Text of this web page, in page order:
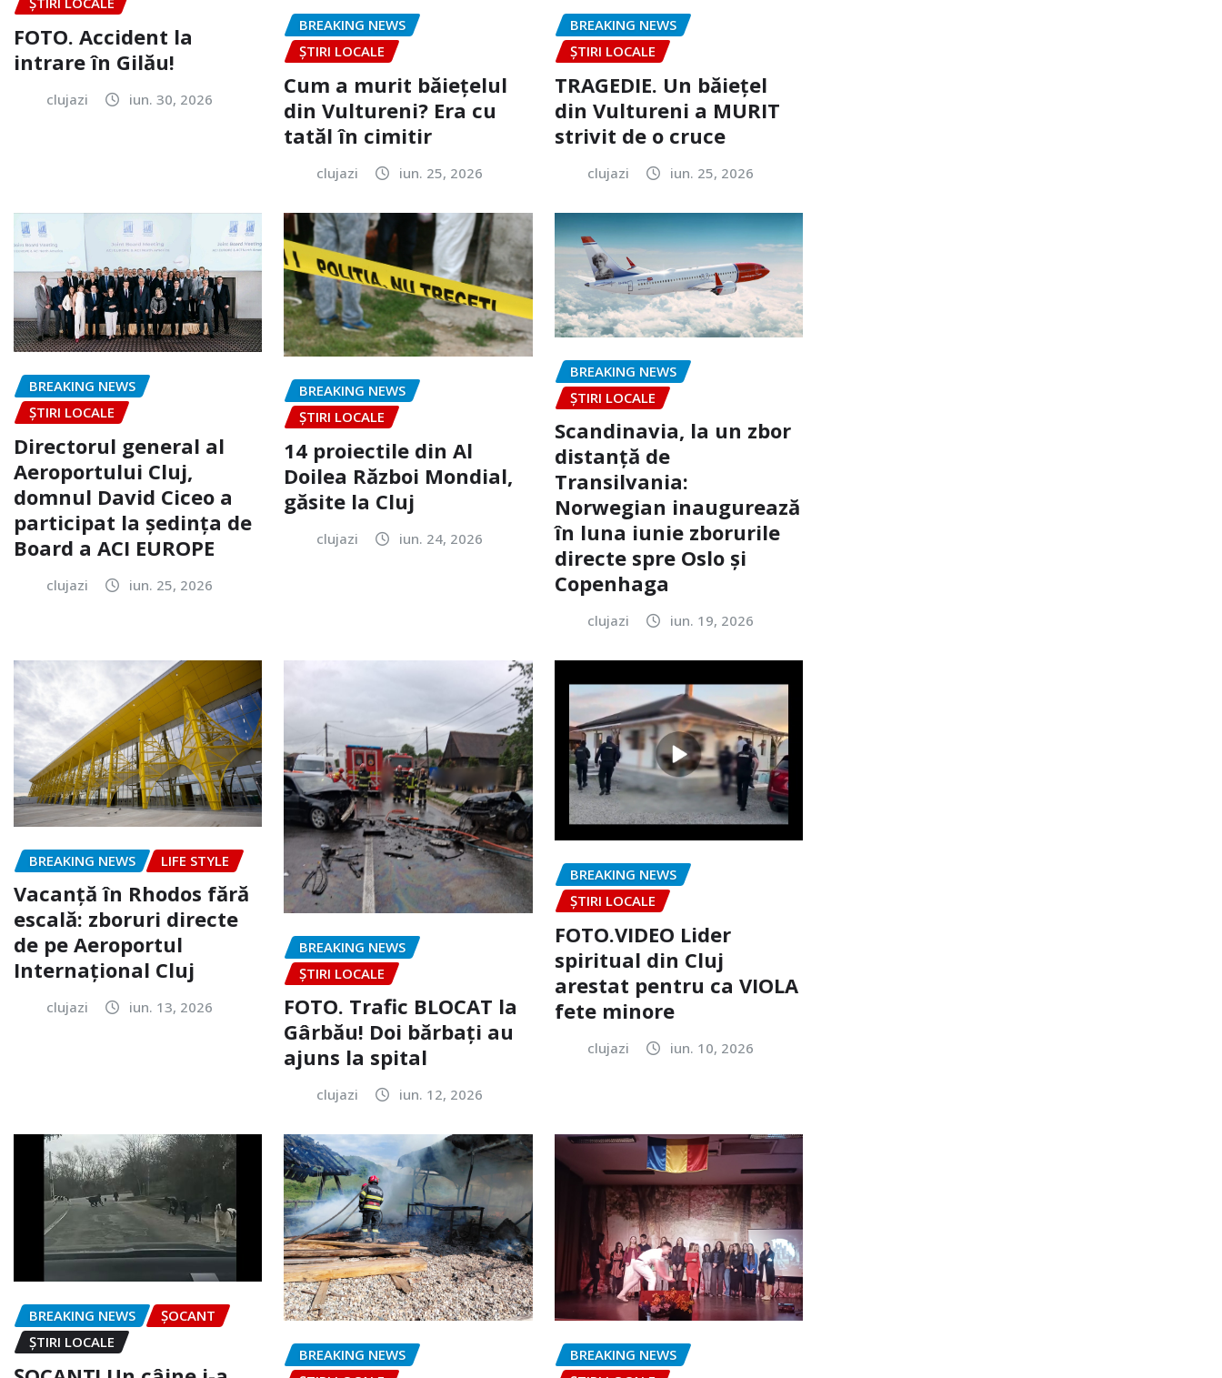
FOTO. Accident la
intrare în Gilău!
clujazi iun. 30, 2026
BREAKING NEWS
ȘTIRI LOCALE
Cum a murit băiețelul
din Vultureni? Era cu
tatăl în cimitir
clujazi iun. 25, 2026
BREAKING NEWS
ȘTIRI LOCALE
TRAGEDIE. Un băiețel
din Vultureni a MURIT
strivit de o cruce
clujazi iun. 25, 2026
BREAKING NEWS
ȘTIRI LOCALE
Directorul general al
Aeroportului Cluj,
domnul David Ciceo a
participat la ședința de
Board a ACI EUROPE
clujazi iun. 25, 2026
BREAKING NEWS
ȘTIRI LOCALE
14 proiectile din Al
Doilea Război Mondial,
găsite la Cluj
clujazi iun. 24, 2026
BREAKING NEWS
ȘTIRI LOCALE
Scandinavia, la un zbor
distanță de
Transilvania:
Norwegian inaugurează
în luna iunie zborurile
directe spre Oslo și
Copenhaga
clujazi iun. 19, 2026
BREAKING NEWS LIFE STYLE
Vacanță în Rhodos fără
escală: zboruri directe
de pe Aeroportul
Internațional Cluj
clujazi iun. 13, 2026
BREAKING NEWS
ȘTIRI LOCALE
FOTO. Trafic BLOCAT la
Gârbău! Doi bărbați au
ajuns la spital
clujazi iun. 12, 2026
BREAKING NEWS
ȘTIRI LOCALE
FOTO.VIDEO Lider
spiritual din Cluj
arestat pentru ca VIOLA
fete minore
clujazi iun. 10, 2026
BREAKING NEWS
ȘOCANT
ȘTIRI LOCALE
BREAKING NEWS
BREAKING NEWS